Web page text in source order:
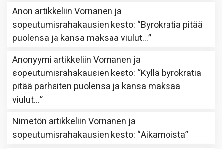
Anon artikkeliinVornanen ja
sopeutumisrahakausien kesto: “Byrokratia pitää
puolensa ja kansa maksaa viulut…”
Anonyymi artikkeliinVornanen ja
sopeutumisrahakausien kesto: “Kyllä byrokratia
pitää parhaiten puolensa ja kansa maksaa
viulut…”
Nimetön artikkeliinVornanen ja
sopeutumisrahakausien kesto: “Aikamoista”